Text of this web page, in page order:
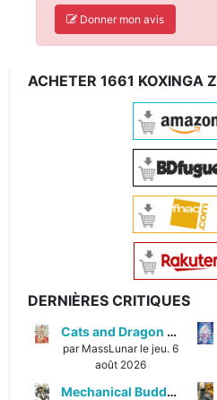
Donner mon avis
ACHETER 1661 KOXINGA Z
DERNIÈRES CRITIQUES
Cats and Dragon #3
par MassLunar le jeu. 6
août 2026
Mechanical Buddy Universe #1